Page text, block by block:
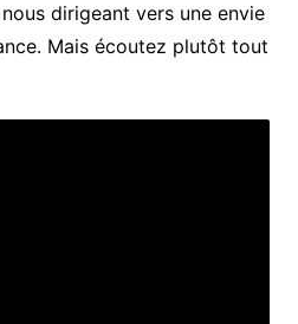
dirigeant vers une envie
Mais écoutez plutôt tout